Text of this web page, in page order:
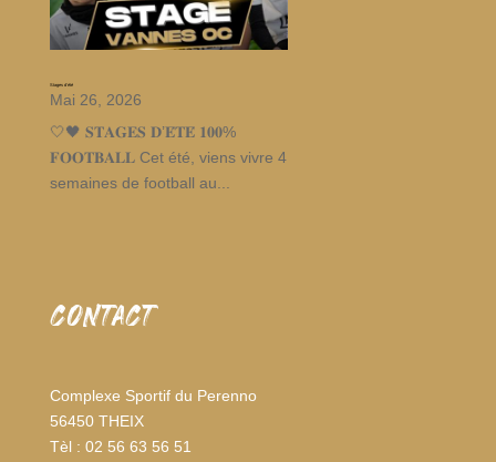
Stages d’été
Mai 26, 2026
🤍🖤 𝐒𝐓𝐀𝐆𝐄𝐒 𝐃’𝐄́𝐓𝐄́ 𝟏𝟎𝟎%
𝐅𝐎𝐎𝐓𝐁𝐀𝐋𝐋 Cet été, viens vivre 4
semaines de football au...
CONTACT
Complexe Sportif du Perenno
56450 THEIX
Tèl : 02 56 63 56 51